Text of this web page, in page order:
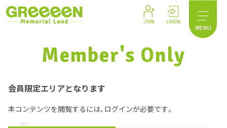
JOIN LOGIN
MENU
Member's Only
会員限定エリアとなります
本コンテンツを閲覧するには、ログインが必要です。